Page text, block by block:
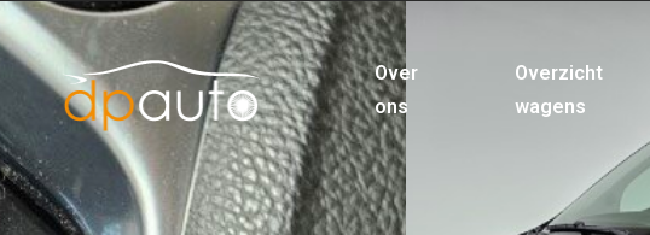
Over
ons
Overzicht
wagens